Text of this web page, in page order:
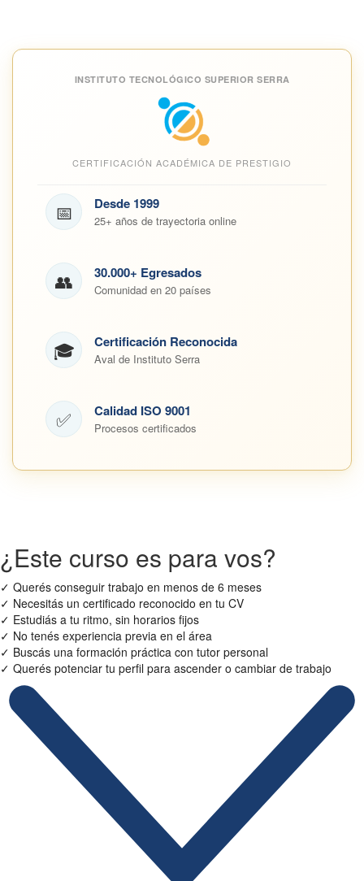
INSTITUTO TECNOLÓGICO SUPERIOR SERRA
CERTIFICACIÓN ACADÉMICA DE PRESTIGIO
📅 Desde 1999
25+ años de trayectoria online
👥 30.000+ Egresados
Comunidad en 20 países
🎓 Certificación Reconocida
Aval de Instituto Serra
✅ Calidad ISO 9001
Procesos certificados
¿Este curso es para vos?
✓ Querés conseguir trabajo en menos de 6 meses
✓ Necesitás un certificado reconocido en tu CV
✓ Estudiás a tu ritmo, sin horarios fijos
✓ No tenés experiencia previa en el área
✓ Buscás una formación práctica con tutor personal
✓ Querés potenciar tu perfil para ascender o cambiar de trabajo